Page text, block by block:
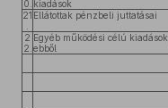
0. kiadások
21 Ellátottak pénzbeli juttatásai
2
2.
Egyéb működési célú kiadások,
ebből